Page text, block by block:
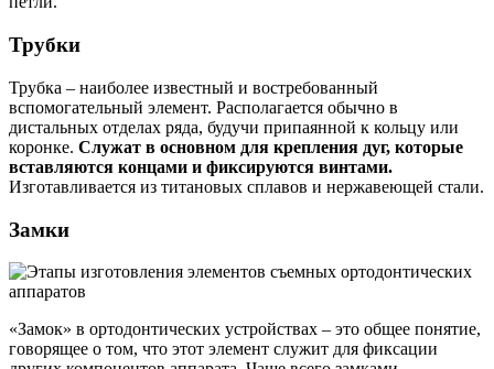
Трубки
Трубка – наиболее известный и востребованный
вспомогательный элемент. Располагается обычно в
дистальных отделах ряда, будучи припаянной к кольцу или
коронке. Служат в основном для крепления дуг, которые
вставляются концами и фиксируются винтами.
Изготавливается из титановых сплавов и нержавеющей стали.
Замки
«Замок» в ортодонтических устройствах – это общее понятие,
говорящее о том, что этот элемент служит для фиксации